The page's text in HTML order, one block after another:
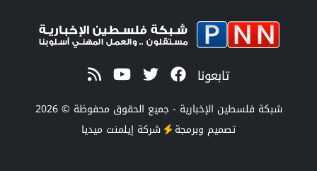
تابعونا
شبكة فلسطين الإخبارية - جميع الحقوق محفوظة © 2026
تصميم وبرمجة شركة إيلمنت ميديا